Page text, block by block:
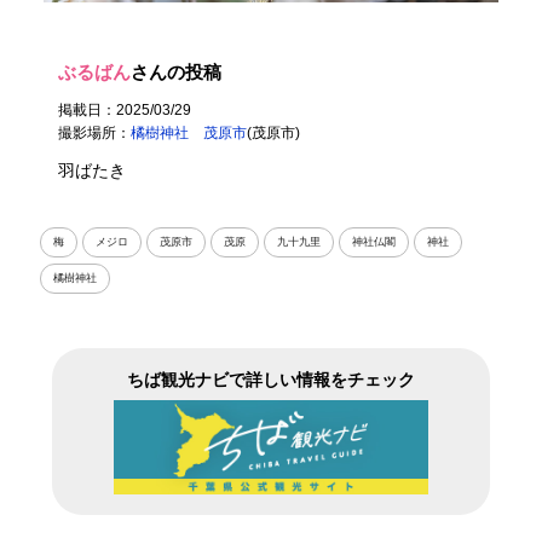
ぶるばんさんの投稿
掲載日：2025/03/29
撮影場所：橘樹神社 茂原市(茂原市)
羽ばたき
梅 メジロ 茂原市 茂原 九十九里 神社仏閣 神社
橘樹神社
ちば観光ナビで詳しい情報をチェック